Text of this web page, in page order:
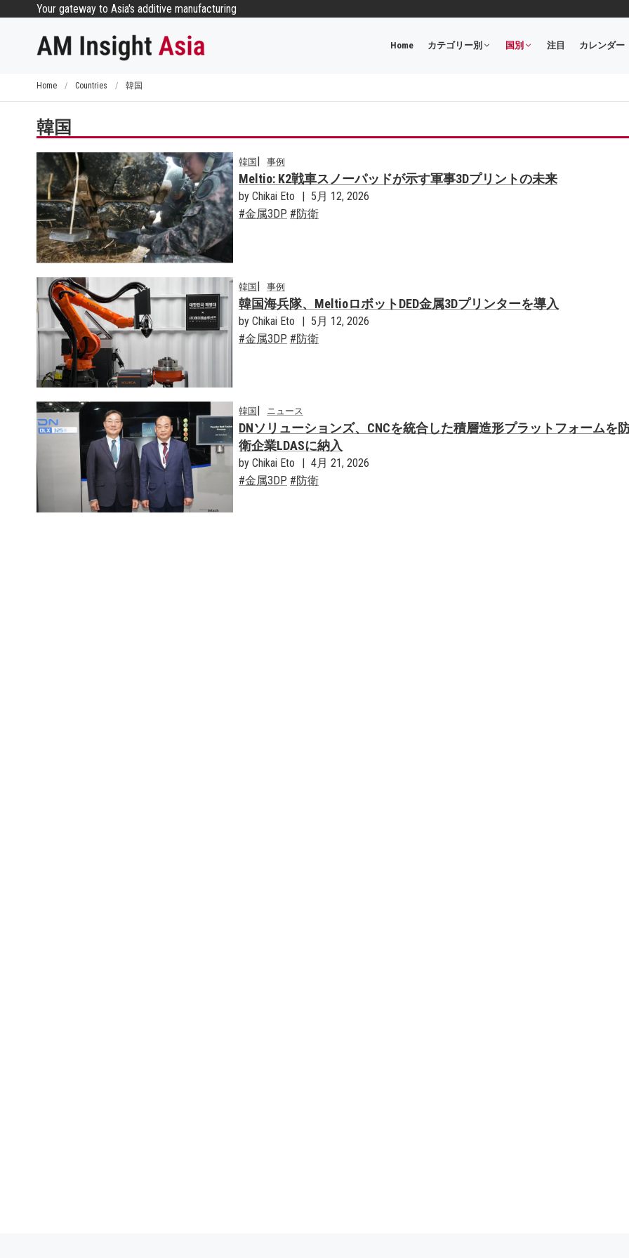
Your gateway to Asia's additive manufacturing
Home カテゴリー別 国別 注目 カレンダー
Home / Countries / 韓国
韓国
韓国 事例
Meltio: K2戦車スノーパッドが示す軍事3Dプリントの未来
by Chikai Eto
5月 12, 2026
金属3DP
防衛
韓国 事例
韓国海兵隊、MeltioロボットDED金属3Dプリンターを導入
by Chikai Eto
5月 12, 2026
金属3DP
防衛
韓国 ニュース
DNソリューションズ、CNCを統合した積層造形プラットフォームを
衛企業LDASに納入
by Chikai Eto
4月 21, 2026
金属3DP
防衛